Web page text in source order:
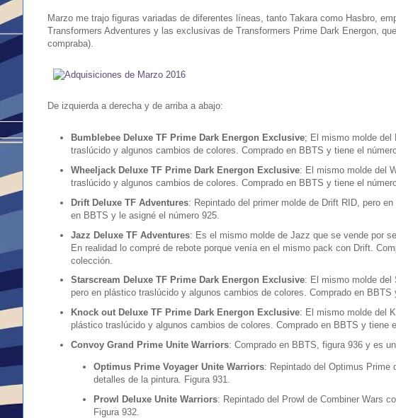
Marzo me trajo figuras variadas de diferentes líneas, tanto Takara como Hasbro,
Transformers Adventures y las exclusivas de Transformers Prime Dark Energon,
compraba).
De izquierda a derecha y de arriba a abajo:
Bumblebee Deluxe TF Prime Dark Energon Exclusive; El mismo molde del
traslúcido y algunos cambios de colores. Comprado en BBTS y tiene el
Wheeljack Deluxe TF Prime Dark Energon Exclusive: El mismo molde del
traslúcido y algunos cambios de colores. Comprado en BBTS y tiene el
Drift Deluxe TF Adventures: Repintado del primer molde de Drift RID, pero
en BBTS y le asigné el número 925.
Jazz Deluxe TF Adventures: Es el mismo molde de Jazz que se vende por
En realidad lo compré de rebote porque venía en el mismo pack con Drift.
colección.
Starscream Deluxe TF Prime Dark Energon Exclusive: El mismo molde del
pero en plástico traslúcido y algunos cambios de colores. Comprado en
Knock out Deluxe TF Prime Dark Energon Exclusive: El mismo molde del
plástico traslúcido y algunos cambios de colores. Comprado en BBTS y tiene
Convoy Grand Prime Unite Warriors: Comprado en BBTS, figura 936 y es un
Optimus Prime Voyager Unite Warriors: Repintado del Optimus Prime
detalles de la pintura. Figura 931.
Prowl Deluxe Unite Warriors: Repintado del Prowl de Combiner Wars
Figura 932.